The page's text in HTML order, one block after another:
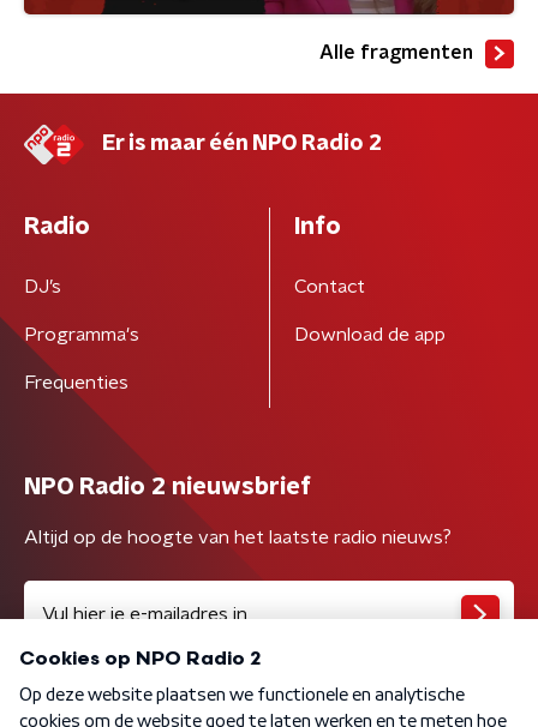
Alle fragmenten
Er is maar één NPO Radio 2
Radio
DJ’s
Programma's
Frequenties
Info
Contact
Download de app
NPO Radio 2 nieuwsbrief
Altijd op de hoogte van het laatste radio nieuws?